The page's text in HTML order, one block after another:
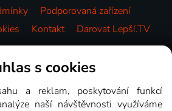
Podporovaná zařízení
Kontakt Darovat Lepší.TV
Videotéka
s cookies
a reklam, poskytování funkcí
naší návštěvnosti využíváme